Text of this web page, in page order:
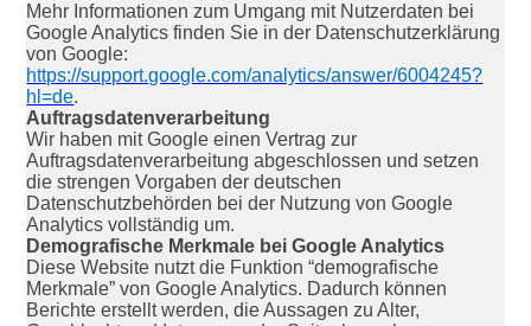
Mehr Informationen zum Umgang mit Nutzerdaten bei
Google Analytics finden Sie in der Datenschutzerklärung
von Google:
https://support.google.com/analytics/answer/6004245?
hl=de.
Auftragsdatenverarbeitung
Wir haben mit Google einen Vertrag zur
Auftragsdatenverarbeitung abgeschlossen und setzen
die strengen Vorgaben der deutschen
Datenschutzbehörden bei der Nutzung von Google
Analytics vollständig um.
Demografische Merkmale bei Google Analytics
Diese Website nutzt die Funktion “demografische
Merkmale” von Google Analytics. Dadurch können
Berichte erstellt werden, die Aussagen zu Alter,